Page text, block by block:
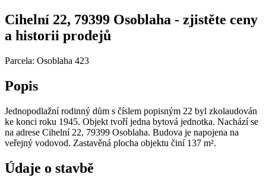
Cihelní 22, 79399 Osoblaha - zjistěte ceny
a historii prodejů
Parcela: Osoblaha 423
Popis
Jednopodlažní rodinný dům s číslem popisným 22 byl zkolaudován
ke konci roku 1945. Objekt tvoří jedna bytová jednotka. Nachází se
na adrese Cihelní 22, 79399 Osoblaha. Budova je napojena na
veřejný vodovod. Zastavěná plocha objektu činí 137 m².
Údaje o stavbě